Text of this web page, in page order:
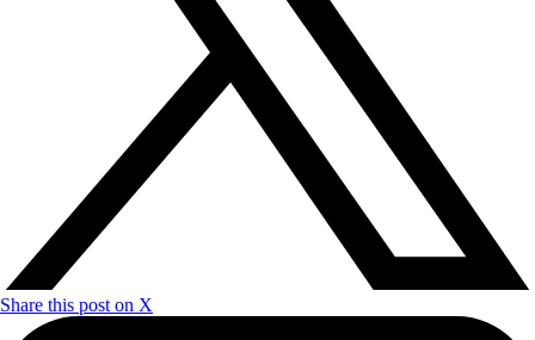
Share this post on X